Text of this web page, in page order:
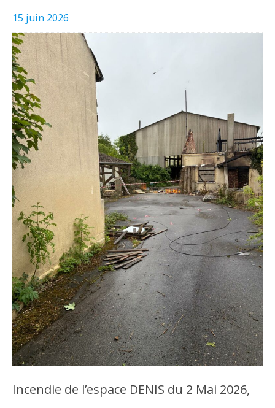
15 juin 2026
Incendie de l’espace DENIS du 2 Mai 2026,